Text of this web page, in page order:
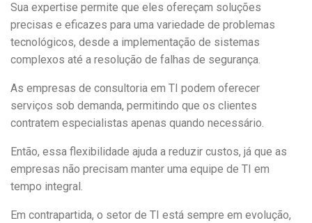
Sua expertise permite que eles ofereçam soluções
precisas e eficazes para uma variedade de problemas
tecnológicos, desde a implementação de sistemas
complexos até a resolução de falhas de segurança.
As empresas de consultoria em TI podem oferecer
serviços sob demanda, permitindo que os clientes
contratem especialistas apenas quando necessário.
Então, essa flexibilidade ajuda a reduzir custos, já que as
empresas não precisam manter uma equipe de TI em
tempo integral.
Em contrapartida, o setor de TI está sempre em evolução,